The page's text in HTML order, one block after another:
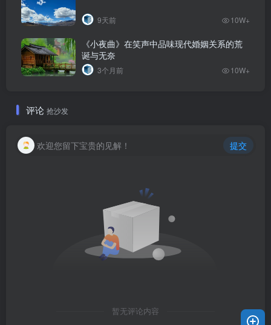
9天前 10W+
《小夜曲》在笑声中品味现代婚姻关系的荒
诞与无奈
3个月前 10W+
评论 抢沙发
欢迎您留下宝贵的见解！ 提交
暂无评论内容